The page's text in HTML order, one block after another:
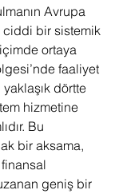
Avrupa
ciddi bir sistemik
ortaya
faaliyet
dörtte
hizmetine
Bu
bir aksama,
geniş bir